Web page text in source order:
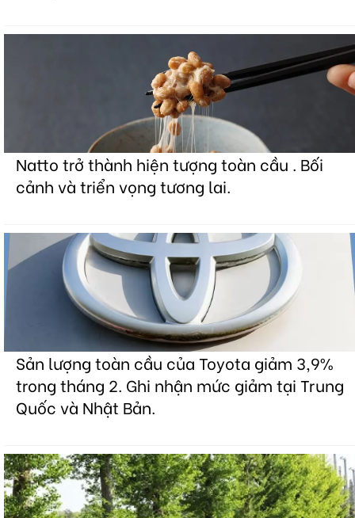
Natto trở thành hiện tượng toàn cầu . Bối
cảnh và triển vọng tương lai.
Sản lượng toàn cầu của Toyota giảm 3,9%
trong tháng 2. Ghi nhận mức giảm tại Trung
Quốc và Nhật Bản.